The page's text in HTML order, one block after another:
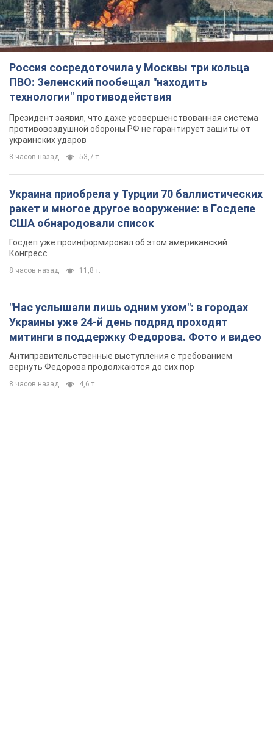
Россия сосредоточила у Москвы три кольца
ПВО: Зеленский пообещал "находить
технологии" противодействия
Президент заявил, что даже усовершенствованная система
противовоздушной обороны РФ не гарантирует защиты от
украинских ударов
8 часов назад 53,7 т.
Украина приобрела у Турции 70 баллистических
ракет и многое другое вооружение: в Госдепе
США обнародовали список
Госдеп уже проинформировал об этом американский
Конгресс
8 часов назад 11,8 т.
"Нас услышали лишь одним ухом": в городах
Украины уже 24-й день подряд проходят
митинги в поддержку Федорова. Фото и видео
Антиправительственные выступления с требованием
вернуть Федорова продолжаются до сих пор
8 часов назад 4,6 т.